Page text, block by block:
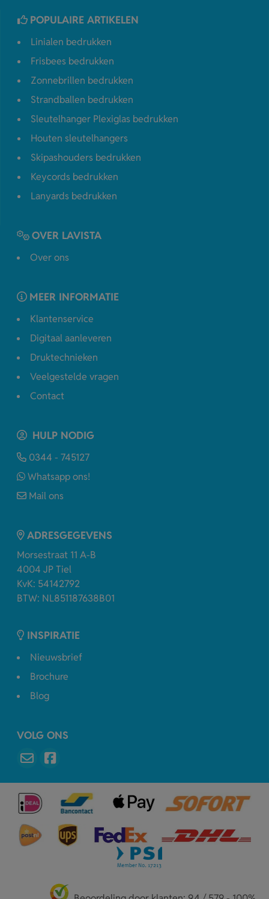
POPULAIRE ARTIKELEN
Linialen bedrukken
Frisbees bedrukken
Zonnebrillen bedrukken
Strandballen bedrukken
Sleutelhanger Plexiglas bedrukken
Houten sleutelhangers
Skipashouders bedrukken
Keycords bedrukken
Lanyards bedrukken
OVER LAVISTA
Over ons
MEER INFORMATIE
Klantenservice
Digitaal aanleveren
Druktechnieken
Veelgestelde vragen
Contact
HULP NODIG
0344 - 745127
Whatsapp ons!
Mail ons
ADRESGEGEVENS
Morsestraat 11 A-B
4004 JP Tiel
KvK: 54142792
BTW: NL851187638B01
INSPIRATIE
Nieuwsbrief
Brochure
Blog
VOLG ONS